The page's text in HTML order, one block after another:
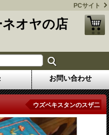
PCサイト
ネオヤの店
お問い合わせ
ウズベキスタンのスザ二